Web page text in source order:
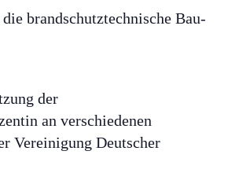
brandschutztechnische Bau-
der
an verschiedenen
Vereinigung Deutscher